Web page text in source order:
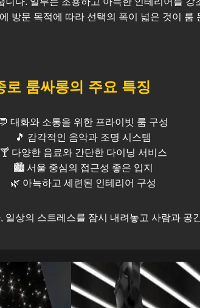
방문 목적에 따라 선택의 폭이 넓은 것이 룸
로룸싸롱의 주요 특징
💬 대화와 소통을 위한 프라이빗 룸 구성
🎵 감각적인 음악과 조명 시스템
🍸 다양한 음료와 간단한 다이닝 서비스
🏙️ 서울 중심의 접근성 좋은 입지
🌿 아늑하고 세련된 인테리어 구성
일상의 스트레스를 잠시 내려놓고 사람과 공